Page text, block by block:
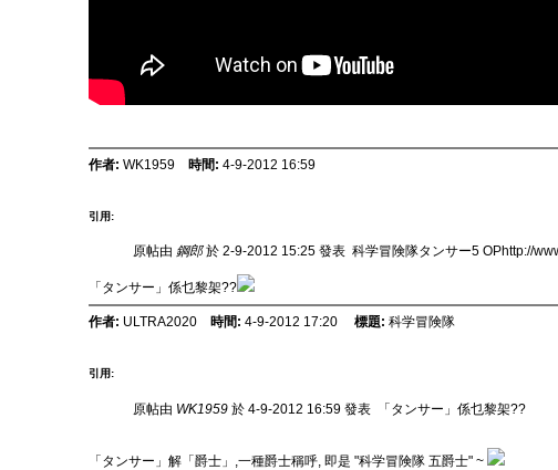
作者: WK1959 時間: 4-9-2012 16:59
引用:
原帖由 鋼郎於 2-9-2012 15:25 發表 科学冒険隊タンサー5 OPhttp://
「タンサー」係乜黎架??
作者: ULTRA2020 時間: 4-9-2012 17:20 標題: 科学冒険隊
引用:
原帖由 WK1959 於 4-9-2012 16:59 發表 「タンサー」係乜黎架??
「タンサー」解「爵士」,一種爵士稱呼, 即是 "科学冒険隊 五爵士" ~